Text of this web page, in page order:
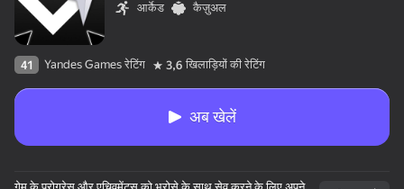
आर्केड
कैज़ुअल
41 Yandes Games रेटिंग 3,6 खिलाड़ियों की रेटिंग
अब खेलें